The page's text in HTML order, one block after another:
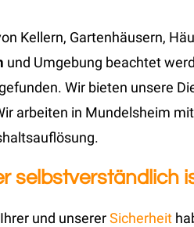
Kellern, Gartenhäusern,
und Umgebung beachtet
Wir bieten unsere
arbeiten in Mundelsheim
selbstverständlich
und unsererSicherheit